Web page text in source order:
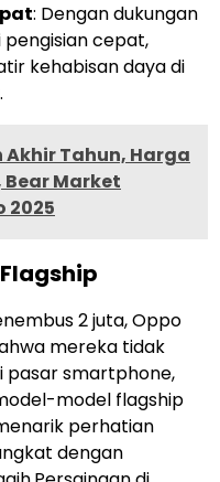
: Dengan dukungan
cepat,
kehabisan daya di
Akhir Tahun, Harga
Bear Market
2025
2 juta, Oppo
mereka tidak
pasar smartphone,
model flagship
perhatian
dengan